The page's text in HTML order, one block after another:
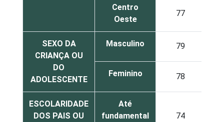
Centro
Oeste
77
SEXO DA
CRIANÇA OU
DO
ADOLESCENTE
Masculino 79
Feminino 78
ESCOLARIDADE
DOS PAIS OU
Até
fundamental
74